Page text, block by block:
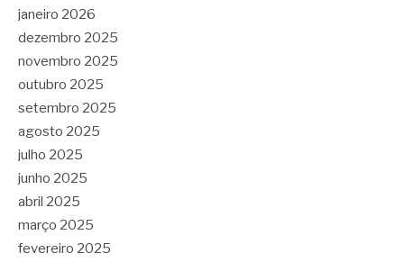
janeiro 2026
dezembro 2025
novembro 2025
outubro 2025
setembro 2025
agosto 2025
julho 2025
junho 2025
abril 2025
março 2025
fevereiro 2025